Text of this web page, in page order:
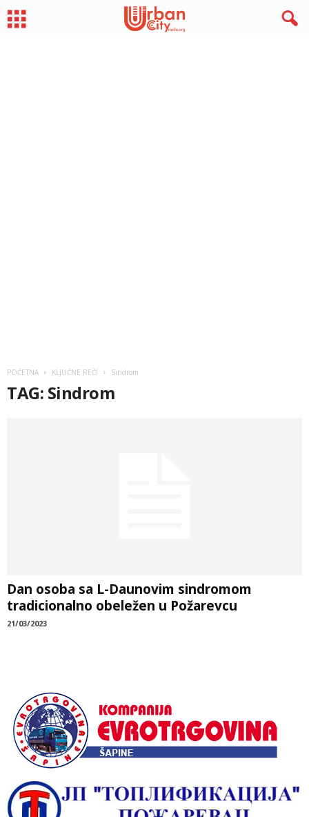
POČETNA KLJUČNE REČI Sindrom
TAG: Sindrom
Dan osoba sa L-Daunovim sindromom
tradicionalno obeležen u Požarevcu
21/03/2023